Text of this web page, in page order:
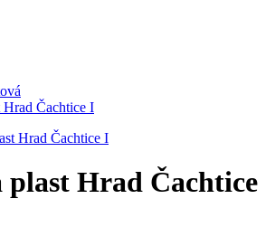
Hrad Čachtice I
plast Hrad Čachtice